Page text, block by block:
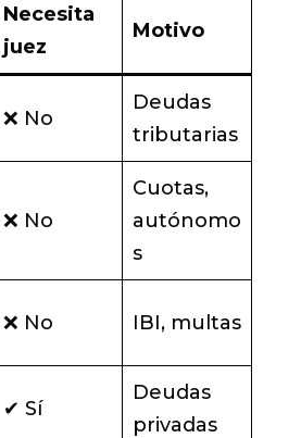
Necesita
juez
Motivo
❌ No
Deudas
tributarias
❌ No
Cuotas,
autónomo
s
❌ No IBI, multas
✔ Sí
Deudas
privadas